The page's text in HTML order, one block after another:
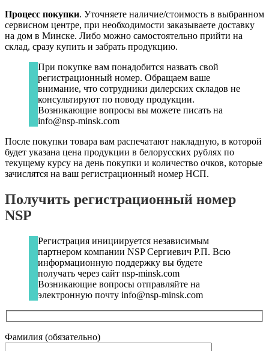
Процесс покупки. Уточняете наличие/стоимость в выбранном
сервисном центре, при необходимости заказываете доставку
на дом в Минске. Либо можно самостоятельно прийти на
склад, сразу купить и забрать продукцию.
При покупке вам понадобится назвать свой
регистрационный номер. Обращаем ваше
внимание, что сотрудники дилерских складов не
консультируют по поводу продукции.
Возникающие вопросы вы можете писать на
info@nsp-minsk.com
После покупки товара вам распечатают накладную, в которой
будет указана цена продукции в белорусских рублях по
текущему курсу на день покупки и количество очков, которые
зачислятся на ваш регистрационный номер НСП.
Получить регистрационный номер
NSP
Регистрация инициируется независимым
партнером компании NSP Сергиевич Р.П. Всю
информационную поддержку вы будете
получать через сайт nsp-minsk.com
Возникающие вопросы отправляйте на
электронную почту info@nsp-minsk.com
Фамилия (обязательно)